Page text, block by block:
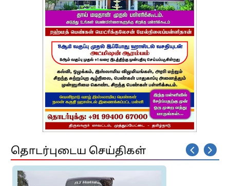
தொடர்புடைய செய்திகள்